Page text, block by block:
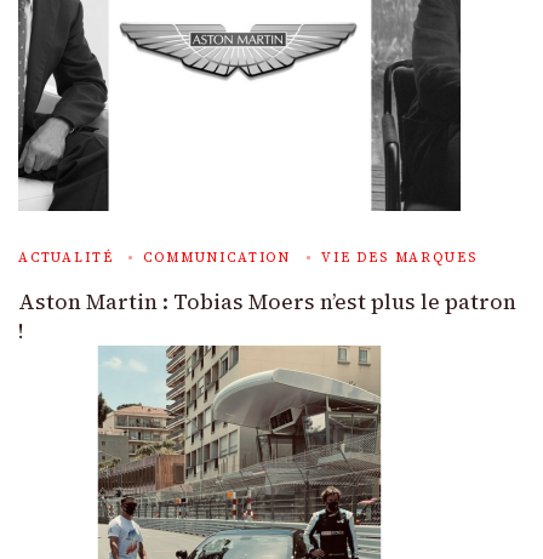
ACTUALITÉ COMMUNICATION VIE DES MARQUES
Aston Martin : Tobias Moers n’est plus le patron
!